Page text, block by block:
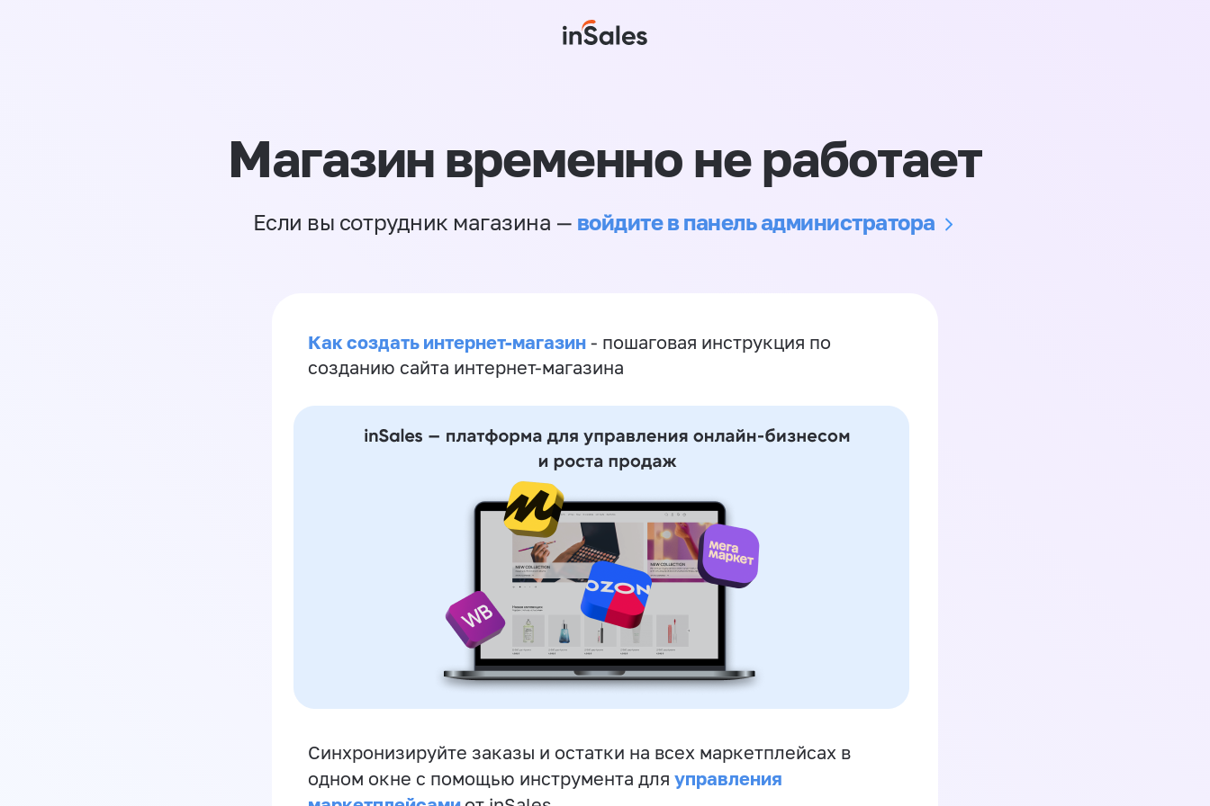
Магазин временно не работает
Если вы сотрудник магазина — войдите в панель администратора
Как создать интернет-магазин - пошаговая инструкция по
созданию сайта интернет-магазина
Синхронизируйте заказы и остатки на всех маркетплейсах в
одном окне с помощью инструмента для управления